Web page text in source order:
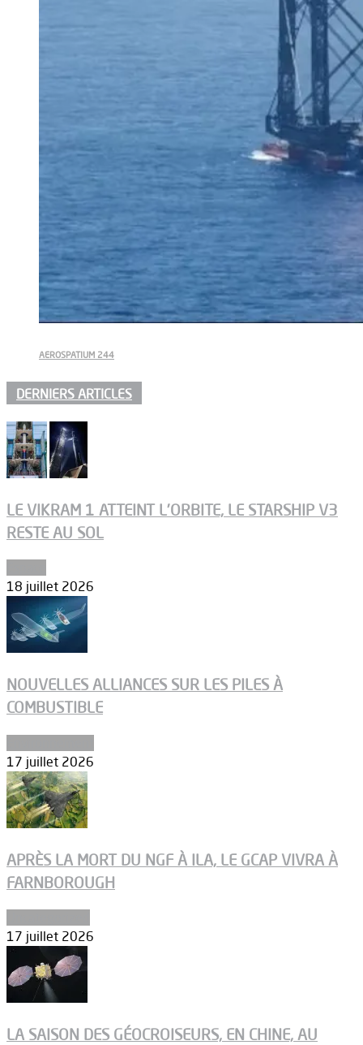
AEROSPATIUM 244
DERNIERS ARTICLES
LE VIKRAM 1 ATTEINT L’ORBITE, LE STARSHIP V3
RESTE AU SOL
18 juillet 2026
NOUVELLES ALLIANCES SUR LES PILES À
COMBUSTIBLE
17 juillet 2026
APRÈS LA MORT DU NGF À ILA, LE GCAP VIVRA À
FARNBOROUGH
17 juillet 2026
LA SAISON DES GÉOCROISEURS, EN CHINE, AU